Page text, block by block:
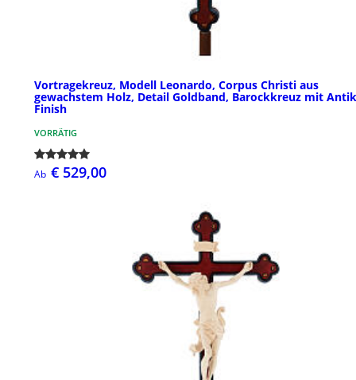
Vortragekreuz, Modell Leonardo, Corpus Christi aus
gewachstem Holz, Detail Goldband, Barockkreuz mit
Finish
VORRÄTIG
Ab € 529,00